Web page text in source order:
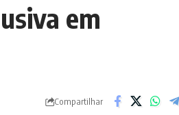
em
Compartilhar